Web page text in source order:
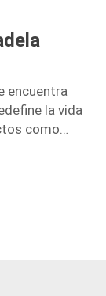
encuentra
la vida
como